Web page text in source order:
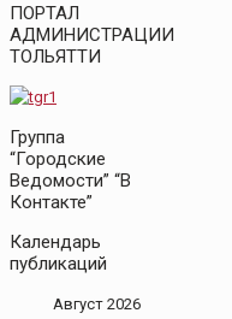
ПОРТАЛ
АДМИНИСТРАЦИИ
ТОЛЬЯТТИ
Группа
“Городские
Ведомости” “В
Контакте”
Календарь
публикаций
Август 2026